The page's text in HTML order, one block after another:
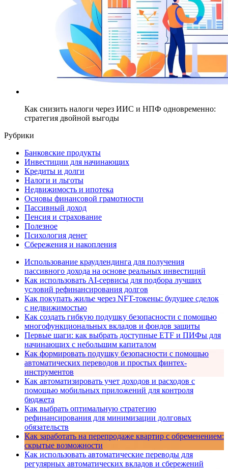
Как снизить налоги через ИИС и НПФ одновременно:
стратегия двойной выгоды
Рубрики
Банковские продукты
Инвестиции для начинающих
Кредиты и долги
Налоги и льготы
Недвижимость и ипотека
Основы финансовой грамотности
Пассивный доход
Пенсия и страхование
Полезное
Психология денег
Сбережения и накопления
Использование краудлендинга для получения
пассивного дохода на основе реальных инвестиций
Как использовать AI-сервисы для подбора лучших
условий рефинансирования долгов
Как покупать жилье через NFT-токены: будущее сделок
с недвижимостью
Как создать гибкую подушку безопасности с помощью
многофункциональных вкладов и фондов защиты
Первые шаги: как выбрать доступные ETF и ПИФы для
начинающих с небольшим капиталом
Как формировать подушку безопасности с помощью
автоматических переводов и простых финтех-
инструментов
Как автоматизировать учет доходов и расходов с
помощью мобильных приложений для контроля
бюджета
Как выбрать оптимальную стратегию
рефинансирования для минимизации долговых
обязательств
Как заработать на перепродаже квартир с обременением:
скрытые возможности
Как использовать автоматические переводы для
регулярных автоматических вкладов и сбережений